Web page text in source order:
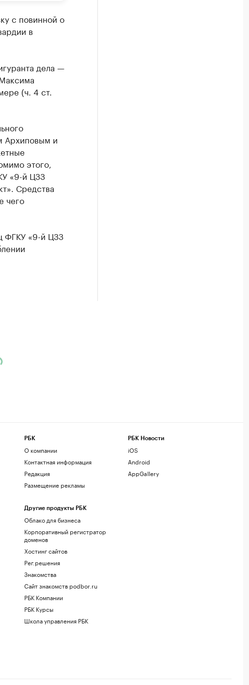
с повинной о
в
дела —
(ч. 4 ст.
Архиповым и
этого,
«9-й ЦЗЗ
Средства
чего
ФГКУ «9-й ЦЗЗ
РБК
О компании
Контактная информация
Редакция
Размещение рекламы
Другие продукты РБК
Облако для бизнеса
Корпоративный регистратор
доменов
Хостинг сайтов
Рег.решения
Знакомства
Сайт знакомств podbor.ru
РБК Компании
РБК Курсы
Школа управления РБК
РБК Новости
iOS
Android
AppGallery